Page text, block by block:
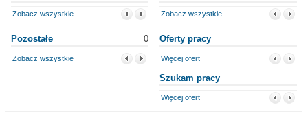
Zobacz wszystkie Zobacz wszystkie
Pozostałe 0
Zobacz wszystkie
Oferty pracy
Więcej ofert
Szukam pracy
Więcej ofert